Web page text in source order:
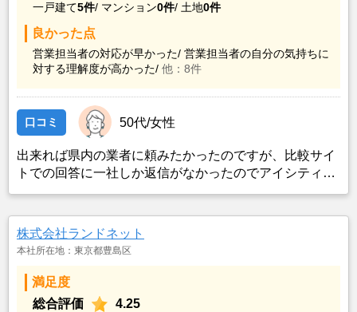
一戸建て5件/ マンション0件/ 土地0件
良かった点
営業担当者の対応が早かった/ 営業担当者の自分の気持ちに
対する理解度が高かった/ 他：8件
口コミ 50代/女性
出来れば県内の業者に頼みたかったのですが、比較サイ
トでの回答に一社しか返信がなかったのでアイシティハ
ないかなと思いました。それよりも早く手放したかった
ので、取り壊しの費用を考えるとお願いしようと思いま
株式会社ランドネット
本社所在地：東京都豊島区
満足度
総合評価
4.25